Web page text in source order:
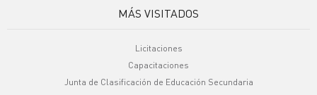
MÁS VISITADOS
Licitaciones
Capacitaciones
Junta de Clasificación de Educación Secundaria